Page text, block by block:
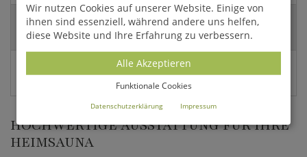
Versandart:
Spedition
HOCHWERTIGE AUSSTATTUNG FÜR IHRE
HEIMSAUNA
Wir nutzen Cookies auf unserer Website. Einige von
ihnen sind essenziell, während andere uns helfen,
diese Website und Ihre Erfahrung zu verbessern.
Alle Akzeptieren
Funktionale Cookies
Datenschutzerklärung Impressum